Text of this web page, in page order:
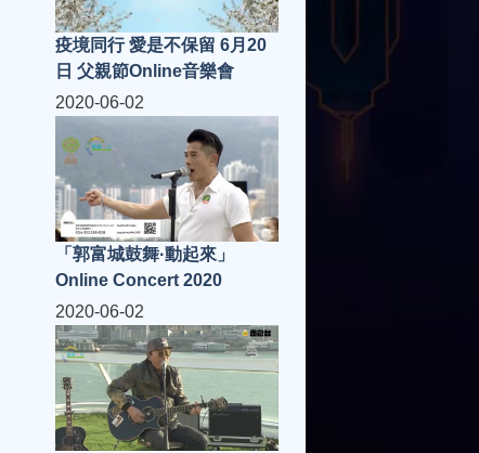
疫境同行 愛是不保留 6月20
日 父親節Online音樂會
2020-06-02
「郭富城鼓舞·動起來」
Online Concert 2020
2020-06-02